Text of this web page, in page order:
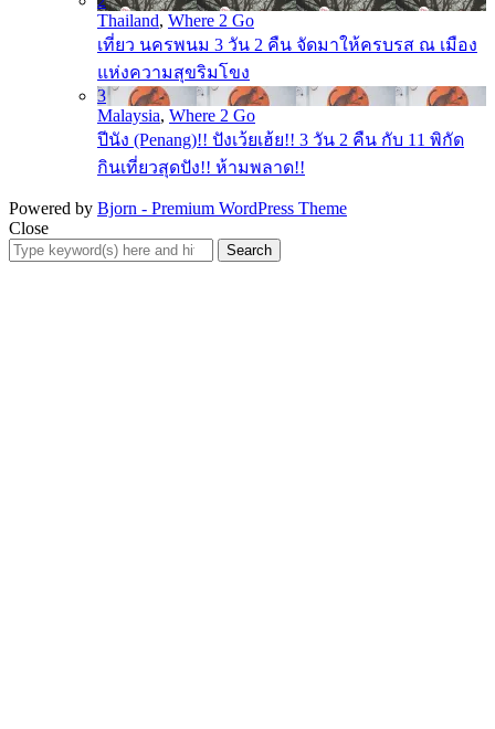
Thailand, Where 2 Go
เที่ยว นครพนม 3 วัน 2 คืน จัดมาให้ครบรส ณ เมือง
แห่งความสุขริมโขง
3
Malaysia, Where 2 Go
ปีนัง (Penang)!! ปังเว้ยเฮ้ย!! 3 วัน 2 คืน กับ 11 พิกัด
กินเที่ยวสุดปัง!! ห้ามพลาด!!
Powered by Bjorn - Premium WordPress Theme
Close